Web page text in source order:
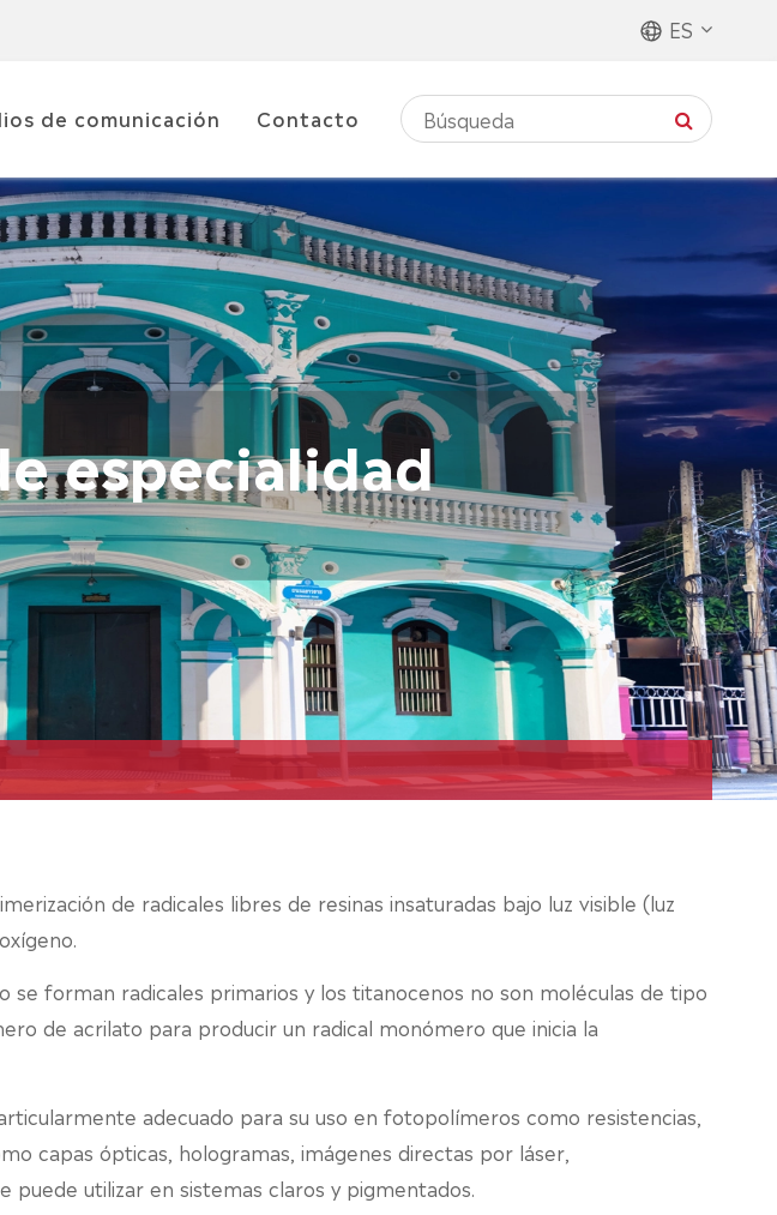
ES
de comunicación Contacto
especialidad
de radicales libres de resinas insaturadas bajo luz visible (luz
forman radicales primarios y los titanocenos no son moléculas de tipo
de acrilato para producir un radical monómero que inicia la
adecuado para su uso en fotopolímeros como resistencias,
capas ópticas, hologramas, imágenes directas por láser,
utilizar en sistemas claros y pigmentados.